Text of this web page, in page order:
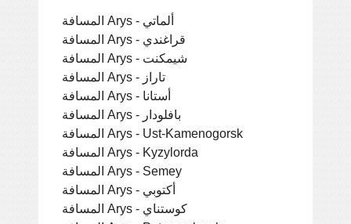
المسافة Arys - ألماتي
المسافة Arys - قراغندي
المسافة Arys - شيمكنت
المسافة Arys - تاراز
المسافة Arys - أستانا
المسافة Arys - بافلودار
المسافة Arys - Ust-Kamenogorsk
المسافة Arys - Kyzylorda
المسافة Arys - Semey
المسافة Arys - أكتوبي
المسافة Arys - كوستناي